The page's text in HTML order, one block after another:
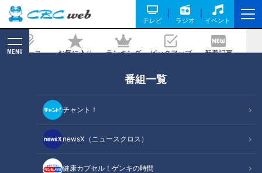
テレビ ラジオ イベント
ニュース お気に入り ランキング ピックアップ 新着記事
MENU
番組一覧
チャント！
newsX（ニュースクロス）
健康カプセル！ゲンキの時間
ない影の名捕手・小田幸平「誰がぶーち
ゃんやねん！名前あるわっ！」
記事に戻る